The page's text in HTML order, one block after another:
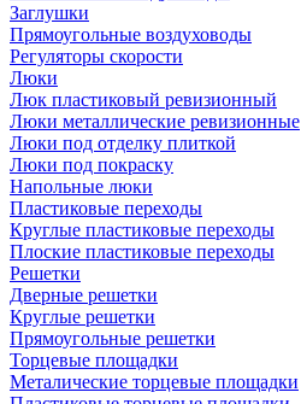
Заглушки
Прямоугольные воздуховоды
Регуляторы скорости
Люки
Люк пластиковый ревизионный
Люки металлические ревизионные
Люки под отделку плиткой
Люки под покраску
Напольные люки
Пластиковые переходы
Круглые пластиковые переходы
Плоские пластиковые переходы
Решетки
Дверные решетки
Круглые решетки
Прямоугольные решетки
Торцевые площадки
Металические торцевые площадки